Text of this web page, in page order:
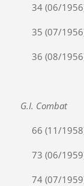
34 (06/
35 (07/
36 (08/
G.I. Combat
66 (11/
73 (06/
74 (07/